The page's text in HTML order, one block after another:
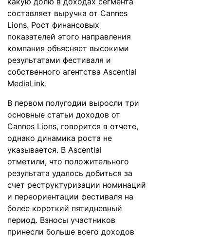
составляет выручка от Cannes
Lions. Рост финансовых
показателей этого направления
компания объясняет высокими
результатами фестиваля и
собственного агентства Ascential
MediaLink.
В первом полугодии выросли три
основные статьи доходов от
Cannes Lions, говорится в отчете,
однако динамика роста не
указывается. В Ascential
отметили, что положительного
результата удалось добиться за
счет реструктуризации номинаций
и переориентации фестиваля на
более короткий пятидневный
период. Взносы участников
принесли больше всего доходов